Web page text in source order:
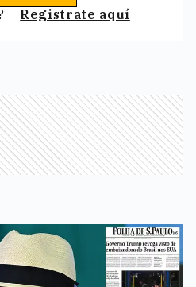
Registrate aquí